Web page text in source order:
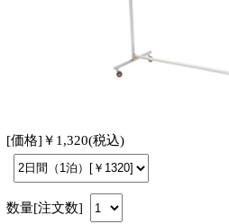
[価格]￥1,320(税込)
数量[注文数]